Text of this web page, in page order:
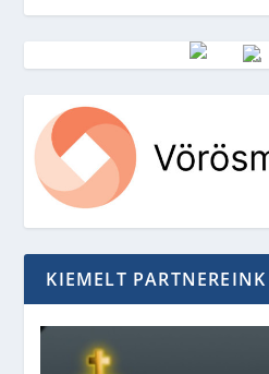
KIEMELT PARTNEREINK